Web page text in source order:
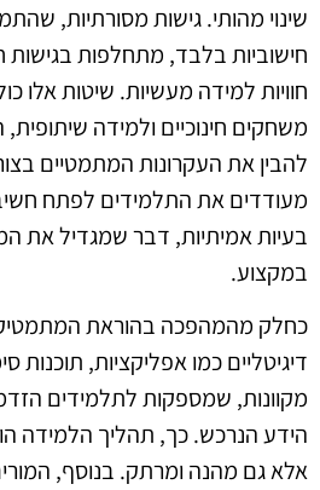
שינוי מהותי. גישות מסורתיות,
חישוביות בלבד, מתחלפות
חוויות למידה מעשיות. שיטות אלו
משחקים חינוכיים ולמידה
להבין את העקרונות המתמטיים
מעודדים את התלמידים לפתח
בעיות אמיתיות, דבר שמגדיל את
במקצוע.
כחלק מהמהפכה בהוראת
דיגיטליים כמו אפליקציות, תוכנות
מקוונות, שמספקות לתלמידים
הידע הנרכש. כך, תהליך הלמידה
אלא גם מהנה ומרתק. בנוסף,